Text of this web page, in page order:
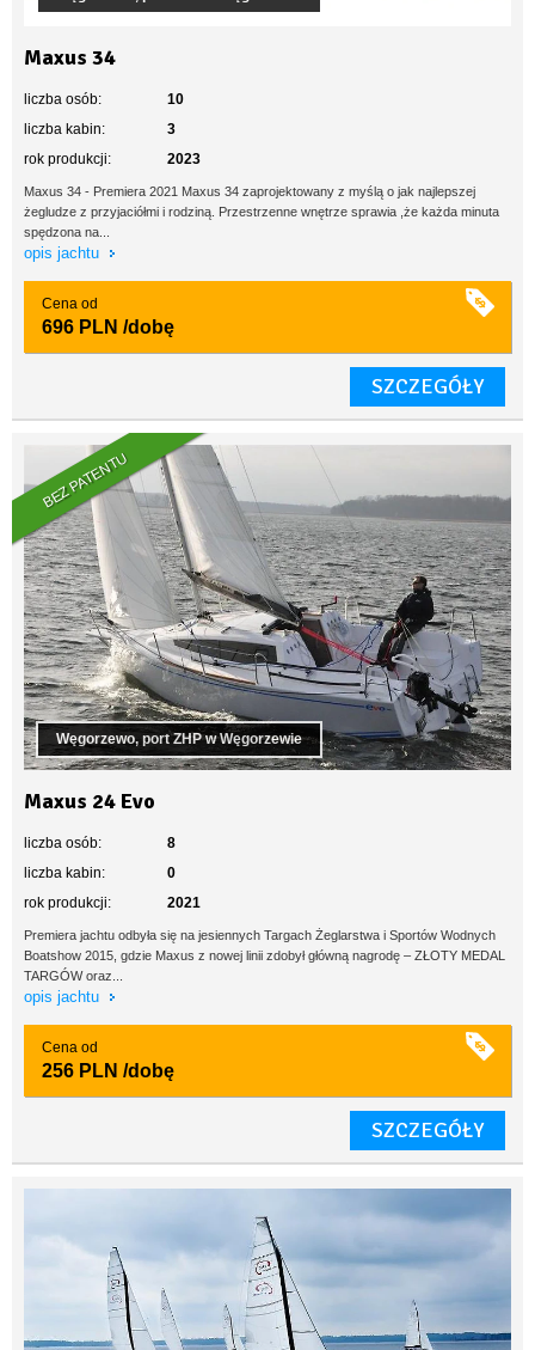
Maxus 34
liczba osób:
10
liczba kabin:
3
rok produkcji:
2023
Maxus 34 - Premiera 2021 Maxus 34 zaprojektowany z myślą o jak najlepszej
żegludze z przyjaciółmi i rodziną. Przestrzenne wnętrze sprawia ,że każda minuta
spędzona na...
opis jachtu
Cena od
696 PLN /dobę
SZCZEGÓŁY
BEZ PATENTU
Węgorzewo, port ZHP w Węgorzewie
Maxus 24 Evo
liczba osób:
8
liczba kabin:
0
rok produkcji:
2021
Premiera jachtu odbyła się na jesiennych Targach Żeglarstwa i Sportów Wodnych
Boatshow 2015, gdzie Maxus z nowej linii zdobył główną nagrodę – ZŁOTY MEDAL
TARGÓW oraz...
opis jachtu
Cena od
256 PLN /dobę
SZCZEGÓŁY